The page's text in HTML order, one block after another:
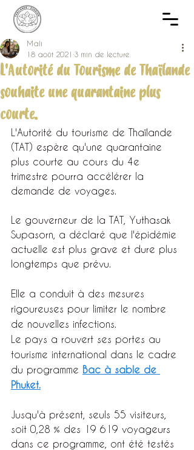
L'Autorité du Tourisme de Thaïlande
souhaite une quarantaine plus
courte.
Mali
18 août 2021 3 min de lecture
L'Autorité du tourisme de Thaïlande
(TAT) espère qu'une quarantaine
plus courte au cours du 4e
trimestre pourra accélérer la
demande de voyages.
Le gouverneur de la TAT, Yuthasak
Supasorn, a déclaré que l'épidémie
actuelle est plus grave et dure plus
longtemps que prévu.
Elle a conduit à des mesures
rigoureuses pour limiter le nombre
de nouvelles infections.
Le pays a rouvert ses portes au
tourisme international dans le cadre
du programme Bac à sable de
Phuket.
Jusqu'à présent, seuls 55 visiteurs,
soit 0,28 % des 19 619 voyageurs
dans ce programme, ont été testés